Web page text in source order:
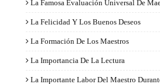
La Famosa Evaluación Universal De
La Felicidad Y Los Buenos Deseos
La Formación De Los Maestros
La Importancia De La Lectura
La Importante Labor Del Maestro